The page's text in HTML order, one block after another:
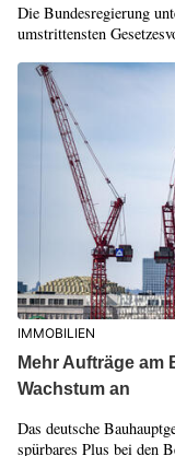
Die Bundesregierung
umstrittensten
IMMOBILIEN
Mehr Aufträge am
Wachstum an
Das deutsche
spürbares Plus bei den